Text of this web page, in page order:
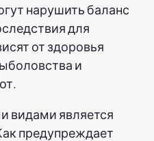
нарушить баланс
для
от здоровья
и
видами является
предупреждает